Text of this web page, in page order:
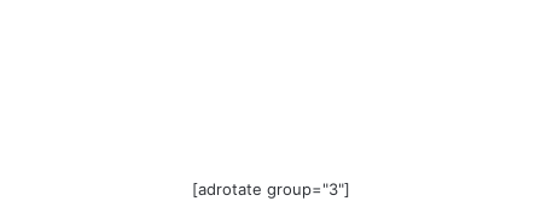
[adrotate group="3"]